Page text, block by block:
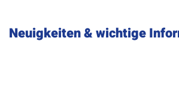
Neuigkeiten & wichtige